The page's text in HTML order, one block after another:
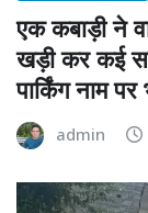
एक कबाड़ी ने
खड़ी कर कई
पार्किंग नाम
admin